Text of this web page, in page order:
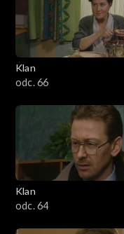
Klan
odc. 66
Klan
odc. 64